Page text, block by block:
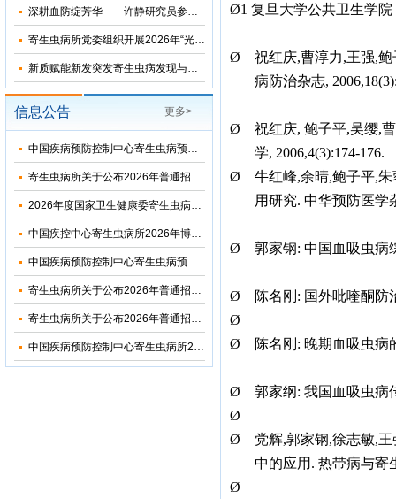
深耕血防绽芳华——许静研究员参加2026年“我和我的疾控故事”宣讲会
寄生虫病所党委组织开展2026年“光荣在党50年”纪念章颁发仪式
新质赋能新发突发寄生虫病发现与科研能力提升培训班在苏州成功举办
信息公告 更多>
中国疾病预防控制中心寄生虫病预防控制所（国家热带病研究中心）2026年优秀大学生夏令营活动招收简章
寄生虫病所关于公布2026年普通招考博士考生调剂复试名单的通知
2026年度国家卫生健康委寄生虫病原与媒介生物学重点实验室开放课题申请通知
中国疾控中心寄生虫病所2026年博士研究生招生调剂信息公布
中国疾病预防控制中心寄生虫病预防控制所2026年部门预算
寄生虫病所关于公布2026年普通招考公共卫生博士考生复试名单的通知
寄生虫病所关于公布2026年普通招考学术学位博士考生复试名单的通知
中国疾病预防控制中心寄生虫病所2024年度部门决算
Ø1 复旦大学公共卫生学院
Ø 祝红庆,曹淳力,王强,鲍
病防治杂志,
Ø 祝红庆, 鲍子平,吴缨,
学, 2006,4(3):174-176.
Ø
牛红峰,余晴,鲍子平,朱
用研究. 中华预防医学
Ø 郭家钢: 中国血吸虫病
Ø 陈名刚 : 国外吡喹酮防
Ø
Ø
陈名刚 : 晚期血吸虫病
Ø 郭家纲: 我国血吸虫病
Ø
Ø
党辉,郭家钢,徐志敏,王
中的应用 . 热带病与寄
Ø